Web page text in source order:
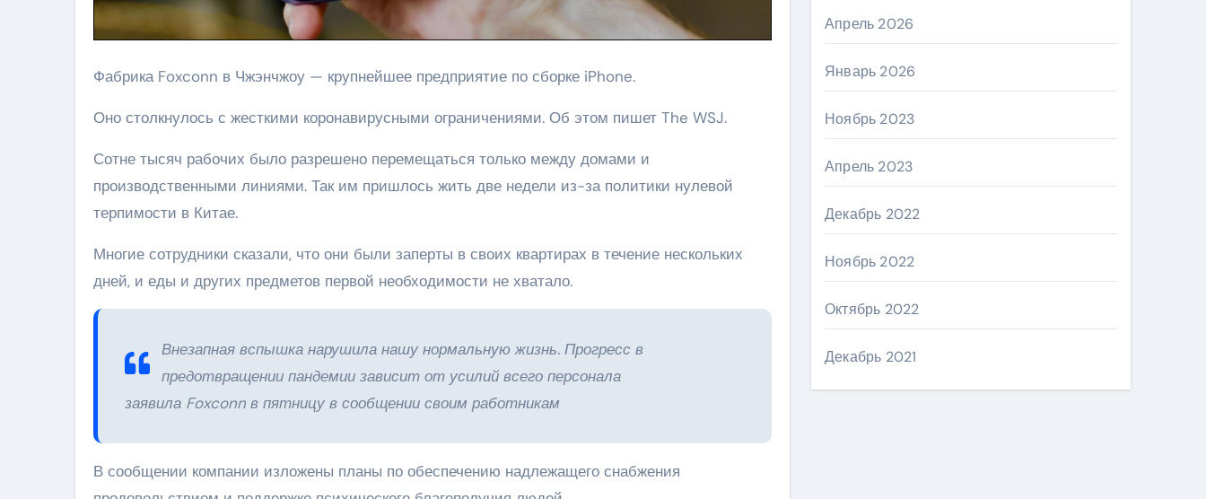
Фабрика Foxconn в Чжэнчжоу — крупнейшее предприятие по сборке iPhone.
Оно столкнулось с жесткими коронавирусными ограничениями. Об этом пишет The WSJ.
Сотне тысяч рабочих было разрешено перемещаться только между домами и
производственными линиями. Так им пришлось жить две недели из-за политики нулевой
терпимости в Китае.
Многие сотрудники сказали, что они были заперты в своих квартирах в течение нескольких
дней, и еды и других предметов первой необходимости не хватало.
Внезапная вспышка нарушила нашу нормальную жизнь. Прогресс в
предотвращении пандемии зависит от усилий всего персонала
заявила Foxconn в пятницу в сообщении своим работникам
В сообщении компании изложены планы по обеспечению надлежащего снабжения
Апрель 2026
Январь 2026
Ноябрь 2023
Апрель 2023
Декабрь 2022
Ноябрь 2022
Октябрь 2022
Декабрь 2021